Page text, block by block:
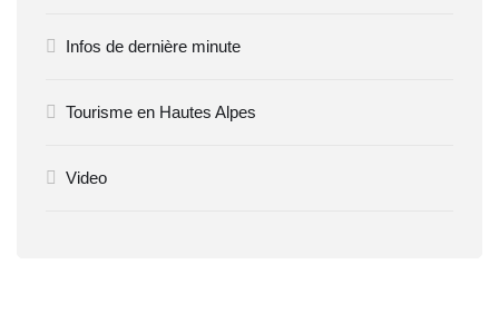
Infos de dernière minute
Tourisme en Hautes Alpes
Video